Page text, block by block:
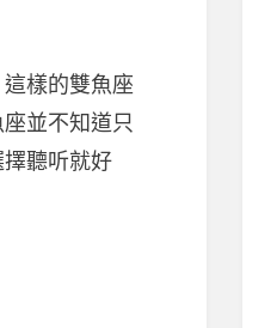
樣的雙魚座
並不知道只
聽听就好